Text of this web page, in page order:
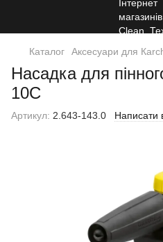
Каталог Аксесуари для
Насадка для
10C
Артикул: 2.643-143.0 Написати